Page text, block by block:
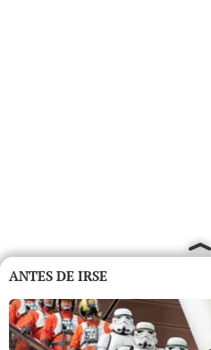
ANTES DE IRSE